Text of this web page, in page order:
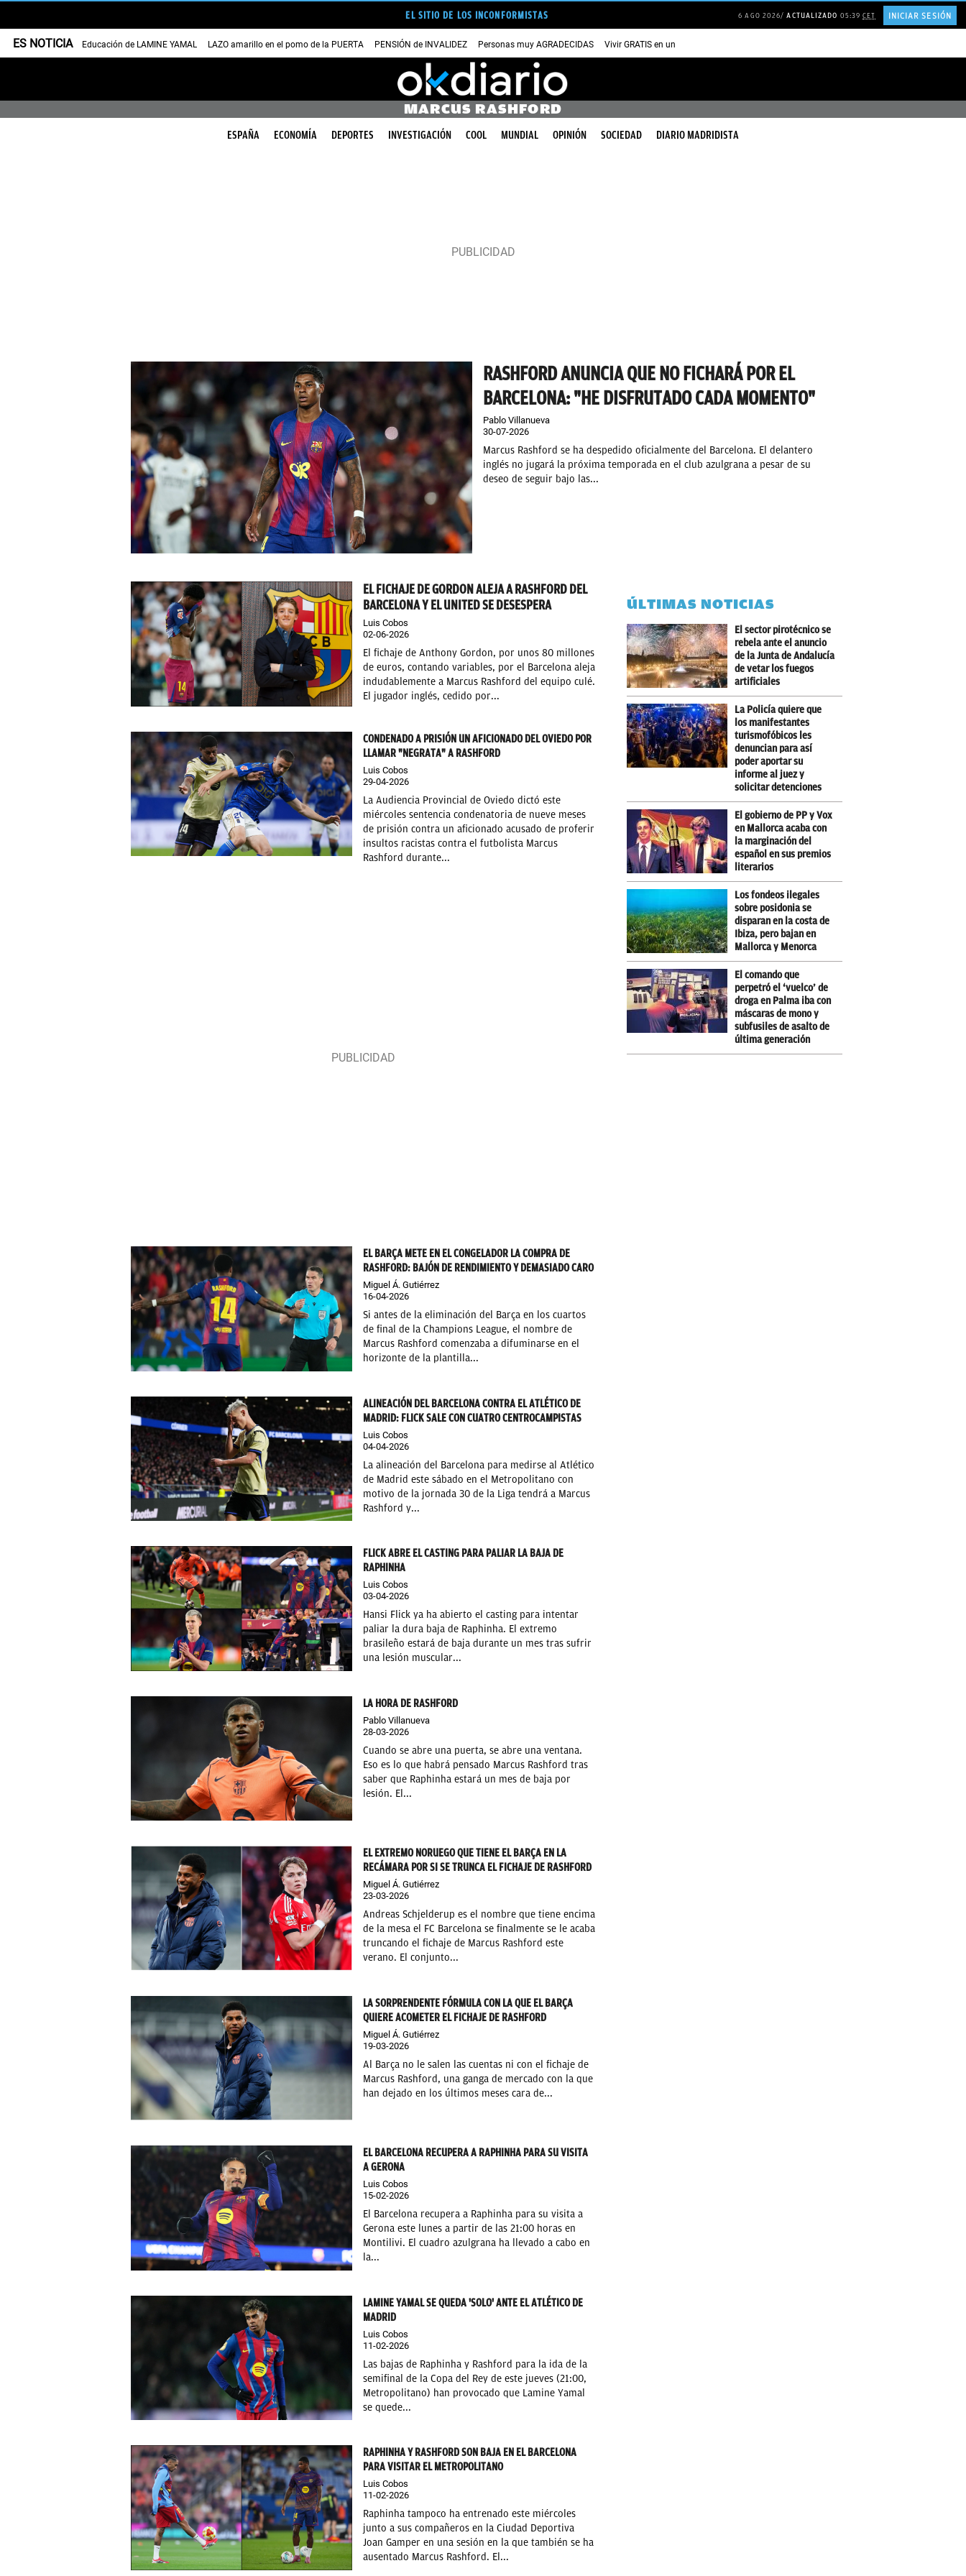
EL SITIO DE LOS INCONFORMISTAS 6 AGO 2026 ACTUALIZADO 05:39CET INICIAR SESIÓN
ES NOTICIA Educación de LAMINE YAMAL LAZO amarillo en el pomo de la PUERTA PENSIÓN de INVALIDEZ Personas muy AGRADECIDAS Vivir GRATIS en una ISLA en GRECIA
MARCUS RASHFORD
ESPAÑA ECONOMÍA DEPORTES INVESTIGACIÓN COOL MUNDIAL OPINIÓN SOCIEDAD DIARIO MADRIDISTA
RASHFORD ANUNCIA QUE NO FICHARÁ POR EL
BARCELONA: "HE DISFRUTADO CADA MOMENTO"
Pablo Villanueva
30-07-2026
Marcus Rashford se ha despedido oficialmente del Barcelona. El delantero
inglés no jugará la próxima temporada en el club azulgrana a pesar de su
deseo de seguir bajo las...
EL FICHAJE DE GORDON ALEJA A RASHFORD DEL
BARCELONA Y EL UNITED SE DESESPERA
Luis Cobos
02-06-2026
El fichaje de Anthony Gordon, por unos 80 millones
de euros, contando variables, por el Barcelona aleja
indudablemente a Marcus Rashford del equipo culé.
El jugador inglés, cedido por...
CONDENADO A PRISIÓN UN AFICIONADO DEL OVIEDO POR
LLAMAR "NEGRATA" A RASHFORD
Luis Cobos
29-04-2026
La Audiencia Provincial de Oviedo dictó este
miércoles sentencia condenatoria de nueve meses
de prisión contra un aficionado acusado de proferir
insultos racistas contra el futbolista Marcus
Rashford durante...
EL BARÇA METE EN EL CONGELADOR LA COMPRA DE
RASHFORD: BAJÓN DE RENDIMIENTO Y DEMASIADO CARO
Miguel Á. Gutiérrez
16-04-2026
Si antes de la eliminación del Barça en los cuartos
de final de la Champions League, el nombre de
Marcus Rashford comenzaba a difuminarse en el
horizonte de la plantilla...
ALINEACIÓN DEL BARCELONA CONTRA EL ATLÉTICO DE
MADRID: FLICK SALE CON CUATRO CENTROCAMPISTAS
Luis Cobos
04-04-2026
La alineación del Barcelona para medirse al Atlético
de Madrid este sábado en el Metropolitano con
motivo de la jornada 30 de la Liga tendrá a Marcus
Rashford y...
FLICK ABRE EL CASTING PARA PALIAR LA BAJA DE
RAPHINHA
Luis Cobos
03-04-2026
Hansi Flick ya ha abierto el casting para intentar
paliar la dura baja de Raphinha. El extremo
brasileño estará de baja durante un mes tras sufrir
una lesión muscular...
LA HORA DE RASHFORD
Pablo Villanueva
28-03-2026
Cuando se abre una puerta, se abre una ventana.
Eso es lo que habrá pensado Marcus Rashford tras
saber que Raphinha estará un mes de baja por
lesión. El...
EL EXTREMO NORUEGO QUE TIENE EL BARÇA EN LA
RECÁMARA POR SI SE TRUNCA EL FICHAJE DE RASHFORD
Miguel Á. Gutiérrez
23-03-2026
Andreas Schjelderup es el nombre que tiene encima
de la mesa el FC Barcelona se finalmente se le acaba
truncando el fichaje de Marcus Rashford este
verano. El conjunto...
LA SORPRENDENTE FÓRMULA CON LA QUE EL BARÇA
QUIERE ACOMETER EL FICHAJE DE RASHFORD
Miguel Á. Gutiérrez
19-03-2026
Al Barça no le salen las cuentas ni con el fichaje de
Marcus Rashford, una ganga de mercado con la que
han dejado en los últimos meses cara de...
EL BARCELONA RECUPERA A RAPHINHA PARA SU VISITA
A GERONA
Luis Cobos
15-02-2026
El Barcelona recupera a Raphinha para su visita a
Gerona este lunes a partir de las 21:00 horas en
Montilivi. El cuadro azulgrana ha llevado a cabo en
la...
LAMINE YAMAL SE QUEDA 'SOLO' ANTE EL ATLÉTICO DE
MADRID
Luis Cobos
11-02-2026
Las bajas de Raphinha y Rashford para la ida de la
semifinal de la Copa del Rey de este jueves (21:00,
Metropolitano) han provocado que Lamine Yamal
se quede...
RAPHINHA Y RASHFORD SON BAJA EN EL BARCELONA
PARA VISITAR EL METROPOLITANO
Luis Cobos
11-02-2026
Raphinha tampoco ha entrenado este miércoles
junto a sus compañeros en la Ciudad Deportiva
Joan Gamper en una sesión en la que también se ha
ausentado Marcus Rashford. El...
ÚLTIMAS NOTICIAS
El sector pirotécnico se
rebela ante el anuncio
de la Junta de Andalucía
de vetar los fuegos
artificiales
La Policía quiere que
los manifestantes
turismofóbicos les
denuncian para así
poder aportar su
informe al juez y
solicitar detenciones
El gobierno de PP y Vox
en Mallorca acaba con
la marginación del
español en sus premios
literarios
Los fondeos ilegales
sobre posidonia se
disparan en la costa de
Ibiza, pero bajan en
Mallorca y Menorca
El comando que
perpetró el ‘vuelco’ de
droga en Palma iba con
máscaras de mono y
subfusiles de asalto de
última generación